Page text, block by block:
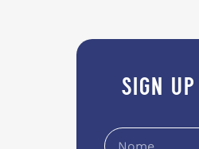
sign